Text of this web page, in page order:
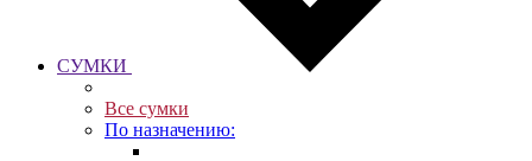
СУМКИ
Все сумки
По назначению: